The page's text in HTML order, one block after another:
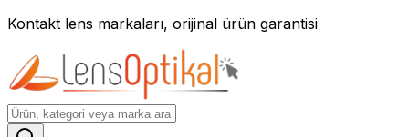
Kontakt lens markaları, orijinal ürün garantisi